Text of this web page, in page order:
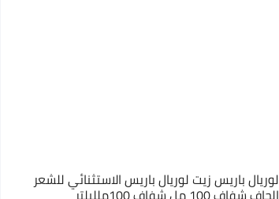
لوريال باريس زيت لوريال باريس الاستثنائي للشعر